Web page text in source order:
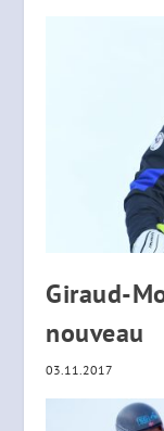
Giraud-
nouveau
03.11.2017